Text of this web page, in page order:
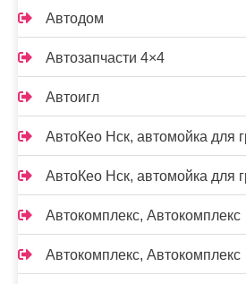
Автодом
Автозапчасти 4×4
Автоигл
АвтоКео Нск, автомойка для
АвтоКео Нск, автомойка для
Автокомплекс, Автокомплекс
Автокомплекс, Автокомплекс